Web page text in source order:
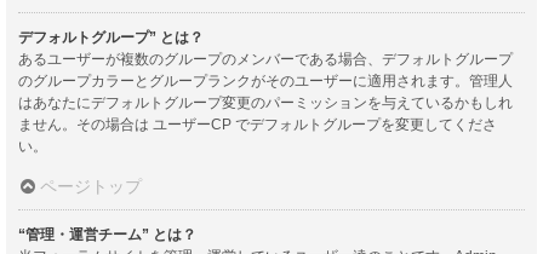
デフォルトグループ” とは？
あるユーザーが複数のグループのメンバーである場合、デフォルトグループ
のグループカラーとグループランクがそのユーザーに適用されます。管理人
はあなたにデフォルトグループ変更のパーミッションを与えているかもしれ
ません。その場合は ユーザーCP でデフォルトグループを変更してくださ
い。
ページトップ
“管理・運営チーム” とは？